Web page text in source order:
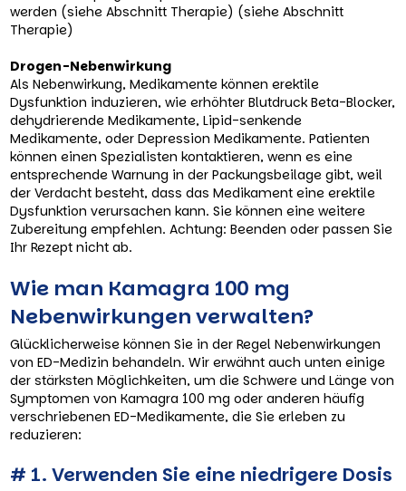
werden (siehe Abschnitt Therapie) (siehe Abschnitt
Therapie)
Drogen-Nebenwirkung
Als Nebenwirkung, Medikamente können erektile
Dysfunktion induzieren, wie erhöhter Blutdruck Beta-Blocker,
dehydrierende Medikamente, Lipid-senkende
Medikamente, oder Depression Medikamente. Patienten
können einen Spezialisten kontaktieren, wenn es eine
entsprechende Warnung in der Packungsbeilage gibt, weil
der Verdacht besteht, dass das Medikament eine erektile
Dysfunktion verursachen kann. Sie können eine weitere
Zubereitung empfehlen. Achtung: Beenden oder passen Sie
Ihr Rezept nicht ab.
Wie man Kamagra 100 mg
Nebenwirkungen verwalten?
Glücklicherweise können Sie in der Regel Nebenwirkungen
von ED-Medizin behandeln. Wir erwähnt auch unten einige
der stärksten Möglichkeiten, um die Schwere und Länge von
Symptomen von Kamagra 100 mg oder anderen häufig
verschriebenen ED-Medikamente, die Sie erleben zu
reduzieren:
# 1. Verwenden Sie eine niedrigere Dosis